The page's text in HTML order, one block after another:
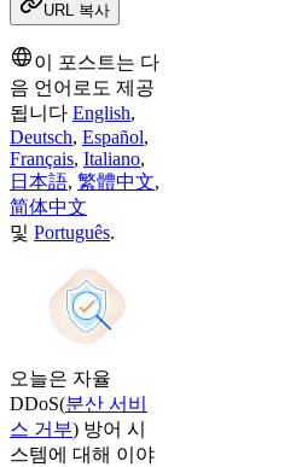
URL 복사
이 포스트는 다
음 언어로도 제공
됩니다 English,
Deutsch, Español,
Français, Italiano,
日本語, 繁體中文,
简体中文
및 Português.
오늘은 자율
DDoS(분산 서비
스 거부) 방어 시
스템에 대해 이야